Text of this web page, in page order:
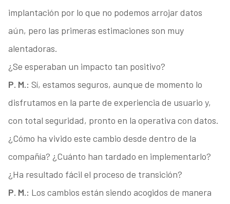
implantación por lo que no podemos arrojar datos
aún, pero las primeras estimaciones son muy
alentadoras.
¿Se esperaban un impacto tan positivo?
P. M.: Sí, estamos seguros, aunque de momento lo
disfrutamos en la parte de experiencia de usuario y,
con total seguridad, pronto en la operativa con datos.
¿Cómo ha vivido este cambio desde dentro de la
compañía? ¿Cuánto han tardado en implementarlo?
¿Ha resultado fácil el proceso de transición?
P. M.: Los cambios están siendo acogidos de manera